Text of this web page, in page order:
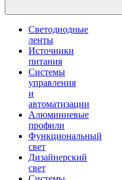
Светодиодные
ленты
Источники
питания
Системы
управления
и
автоматизации
Алюминиевые
профили
Функциональный
свет
Дизайнерский
свет